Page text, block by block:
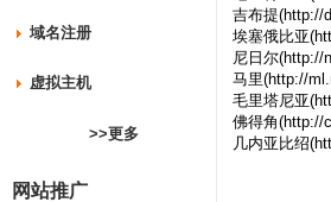
域名注册
虚拟主机
>>更多
网站推广
吉布提(http://
埃塞俄比亚
尼日尔(http://
马里(http://
毛里塔尼亚
佛得角(http://
几内亚比绍